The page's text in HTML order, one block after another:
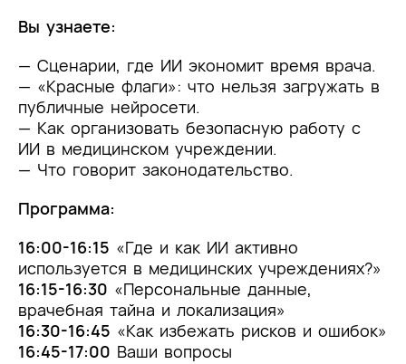
Вы узнаете:
— Сценарии, где ИИ экономит время врача.
— «Красные флаги»: что нельзя загружать в
публичные нейросети.
— Как организовать безопасную работу с
ИИ в медицинском учреждении.
— Что говорит законодательство.
Программа:
16:00-16:15 «Где и как ИИ активно
используется в медицинских учреждениях?»
16:15-16:30 «Персональные данные,
врачебная тайна и локализация»
16:30-16:45 «Как избежать рисков и ошибок»
16:45-17:00 Ваши вопросы